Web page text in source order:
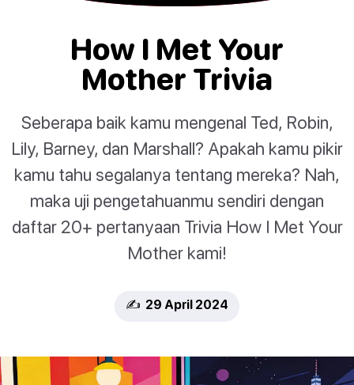
How I Met Your
Mother Trivia
Seberapa baik kamu mengenal Ted, Robin,
Lily, Barney, dan Marshall? Apakah kamu pikir
kamu tahu segalanya tentang mereka? Nah,
maka uji pengetahuanmu sendiri dengan
daftar 20+ pertanyaan Trivia How I Met Your
Mother kami!
✍️ 29 April 2024